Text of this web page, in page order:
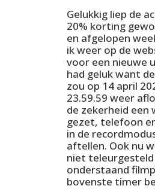
Gelukkig liep de
20% korting
en afgelopen
ik weer op de
voor een nieuwe
had geluk want
zou op 14 april
23.59.59 weer
de zekerheid een
gezet, telefoon
in de
aftellen. Ook nu
niet teleurgesteld
onderstaand
bovenste timer